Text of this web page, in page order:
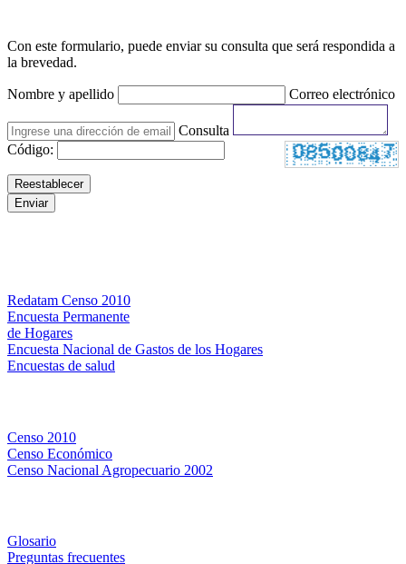
Con este formulario, puede enviar su consulta que será respondida a
la brevedad.
Nombre y apellido Correo electrónico
Consulta
Código:
Redatam Censo 2010
Encuesta Permanente
de Hogares
Encuesta Nacional de Gastos de los Hogares
Encuestas de salud
Censo 2010
Censo Económico
Censo Nacional Agropecuario 2002
Glosario
Preguntas frecuentes